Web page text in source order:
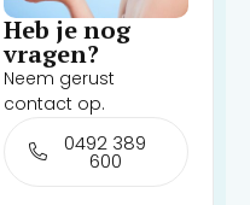
Heb je nog
vragen?
Neem gerust
contact op.
0492 389
600